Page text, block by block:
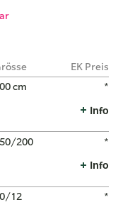
EK Preis
cm *
Info
200 *
Info
12 *